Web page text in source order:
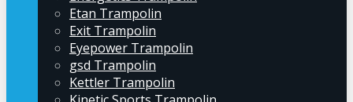
Etan Trampolin
Exit Trampolin
Eyepower Trampolin
gsd Trampolin
Kettler Trampolin